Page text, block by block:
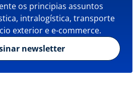
os principias assuntos
intralogística, transporte
exterior e e-commerce.
newsletter